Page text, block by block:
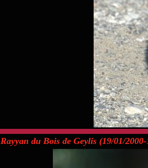
Rayyan du Bois de Geylis (19/01/